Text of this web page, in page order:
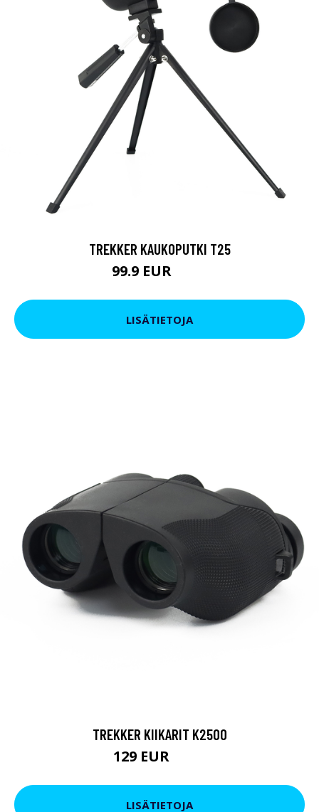
TREKKER KAUKOPUTKI T25
99.9 EUR
LISÄTIETOJA
TREKKER KIIKARIT K2500
129 EUR
LISÄTIETOJA